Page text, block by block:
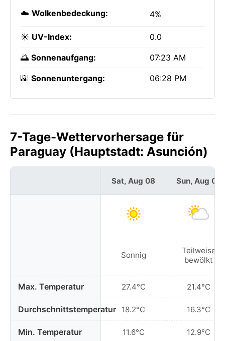
☁️ Wolkenbedeckung: 4%
☀️ UV-Index: 0.0
🌅 Sonnenaufgang: 07:23 AM
🌇 Sonnenuntergang: 06:28 PM
7-Tage-Wettervorhersage für
Paraguay (Hauptstadt: Asunción)
Max. Temperatur
Durchschnittstemperatur
Min. Temperatur
Sat, Aug 08
Sonnig
27.4°C
18.2°C
11.6°C
Sun, Aug 09
Teilweise
bewölkt
21.4°C
16.3°C
12.9°C